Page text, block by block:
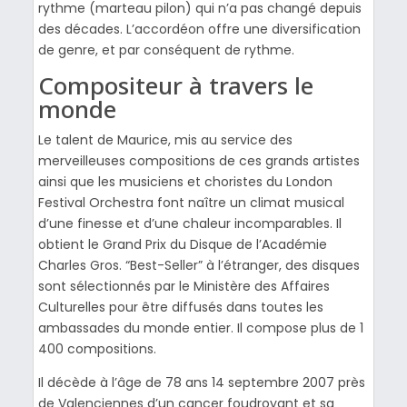
rythme (marteau pilon) qui n’a pas changé depuis
des décades. L’accordéon offre une diversification
de genre, et par conséquent de rythme.
Compositeur à travers le
monde
Le talent de Maurice, mis au service des
merveilleuses compositions de ces grands artistes
ainsi que les musiciens et choristes du London
Festival Orchestra font naître un climat musical
d’une finesse et d’une chaleur incomparables. Il
obtient le Grand Prix du Disque de l’Académie
Charles Gros. “Best-Seller” à l’étranger, des disques
sont sélectionnés par le Ministère des Affaires
Culturelles pour être diffusés dans toutes les
ambassades du monde entier. Il compose plus de 1
400 compositions.
Il décède à l’âge de 78 ans 14 septembre 2007 près
de Valenciennes d’un cancer foudroyant et sa